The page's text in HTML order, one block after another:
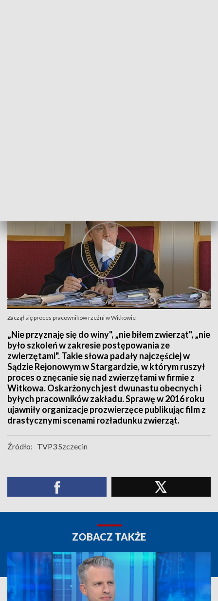
Zaczął się proces pracowników rzeźni w Witkowie
„Nie przyznaję się do winy", „nie biłem zwierząt", „nie
było szkoleń w zakresie postępowania ze
zwierzętami". Takie słowa padały najczęściej w
Sądzie Rejonowym w Stargardzie, w którym ruszył
proces o znęcanie się nad zwierzętami w firmie z
Witkowa. Oskarżonych jest dwunastu obecnych i
byłych pracowników zakładu. Sprawę w 2016 roku
ujawniły organizacje prozwierzęce publikując film z
drastycznymi scenami rozładunku zwierząt.
Źródło: TVP3 Szczecin
ZOBACZ TAKŻE